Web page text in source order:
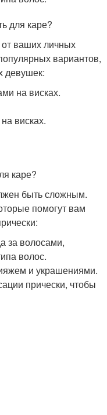
для каре?
от ваших личных
вариантов,
девушек:
на висках.
висках.
каре?
быть сложным.
помогут вам
за волосами,
волос.
и украшениями.
прически, чтобы